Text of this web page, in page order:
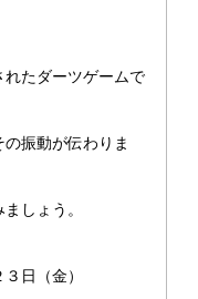
れたダーツゲームで
振動が伝わりま
しょう。
日（金）